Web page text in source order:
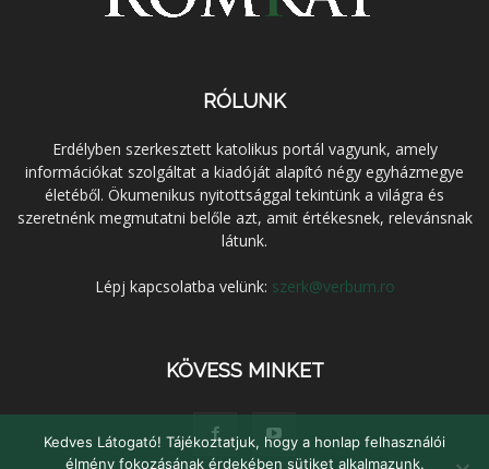
RÓLUNK
Erdélyben szerkesztett katolikus portál vagyunk, amely
információkat szolgáltat a kiadóját alapító négy egyházmegye
életéből. Ökumenikus nyitottsággal tekintünk a világra és
szeretnénk megmutatni belőle azt, amit értékesnek, relevánsnak
látunk.
Lépj kapcsolatba velünk: szerk@verbum.ro
KÖVESS MINKET
Kedves Látogató! Tájékoztatjuk, hogy a honlap felhasználói
élmény fokozásának érdekében sütiket alkalmazunk.